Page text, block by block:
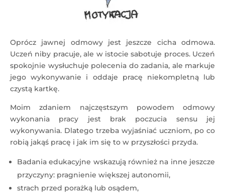
Oprócz jawnej odmowy jest jeszcze cicha odmowa.
Uczeń niby pracuje, ale w istocie sabotuje proces. Uczeń
spokojnie wysłuchuje polecenia do zadania, ale markuje
jego wykonywanie i oddaje pracę niekompletną lub
czystą kartkę.
Moim zdaniem najczęstszym powodem odmowy
wykonania pracy jest brak poczucia sensu jej
wykonywania. Dlatego trzeba wyjaśniać uczniom, po co
robią jakąś pracę i jak im się to w przyszłości przyda.
Badania edukacyjne wskazują również na inne jeszcze
przyczyny: pragnienie większej autonomii,
strach przed porażką lub osądem,